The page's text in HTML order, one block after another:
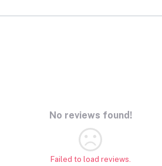
No reviews found!
Failed to load reviews.